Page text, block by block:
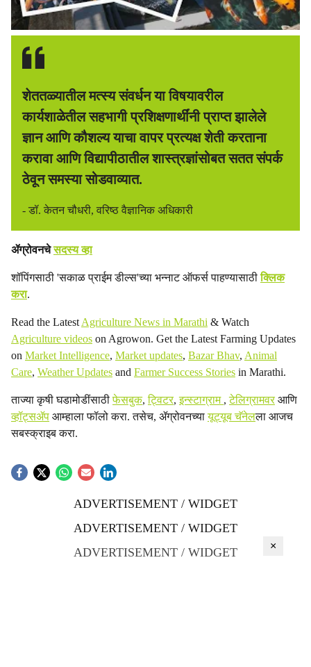
शेततळ्यातील मत्स्य संवर्धन या विषयावरील
कार्यशाळेतील सहभागी प्रशिक्षणार्थींनी प्राप्त झालेले
ज्ञान आणि कौशल्य याचा वापर प्रत्यक्ष शेती करताना
करावा आणि विद्यापीठातील शास्त्रज्ञांसोबत सतत संपर्क
ठेवून समस्या सोडवाव्यात.
- डॉ. केतन चौधरी, वरिष्ठ वैज्ञानिक अधिकारी
ॲग्रोवनचेसदस्य व्हा
शॉपिंगसाठी 'सकाळ प्राईम डील्स'च्या भन्नाट ऑफर्स पाहण्यासाठीक्लिक
करा.
Read the Latest Agriculture News in Marathi & Watch
Agriculture videos on Agrowon. Get the Latest Farming Updates
on Market Intelligence, Market updates, Bazar Bhav, Animal
Care, Weather Updates and Farmer Success Stories in Marathi.
ताज्या कृषी घडामोडींसाठीफेसबुक,ट्विटर,इन्स्टाग्राम ,टेलिग्रामवरआणि
व्हॉट्सॲप आम्हाला फॉलो करा. तसेच, ॲग्रोवनच्यायूट्यूब चॅनेलला आजच
सबस्क्राइब करा.
ADVERTISEMENT / WIDGET
ADVERTISEMENT / WIDGET
ADVERTISEMENT / WIDGET
×